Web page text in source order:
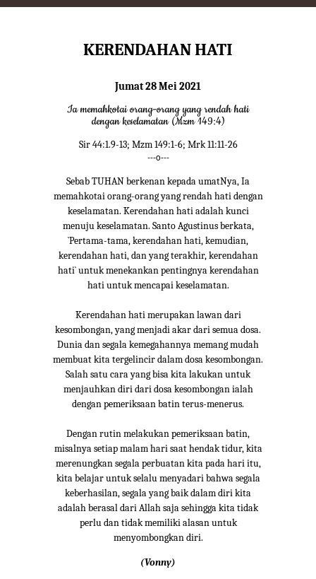
KERENDAHAN HATI
Jumat 28 Mei 2021
Ia memahkotai orang-orang yang rendah hati
dengan keselamatan (Mzm 149:4)
Sir 44:1.9-13; Mzm 149:1-6; Mrk 11:11-26
---o---
Sebab TUHAN berkenan kepada umatNya, Ia
memahkotai orang-orang yang rendah hati dengan
keselamatan. Kerendahan hati adalah kunci
menuju keselamatan. Santo Agustinus berkata,
`Pertama-tama, kerendahan hati, kemudian,
kerendahan hati, dan yang terakhir, kerendahan
hati` untuk menekankan pentingnya kerendahan
hati untuk mencapai keselamatan.
Kerendahan hati merupakan lawan dari
kesombongan, yang menjadi akar dari semua dosa.
Dunia dan segala kemegahannya memang mudah
membuat kita tergelincir dalam dosa kesombongan.
Salah satu cara yang bisa kita lakukan untuk
menjauhkan diri dari dosa kesombongan ialah
dengan pemeriksaan batin terus-menerus.
Dengan rutin melakukan pemeriksaan batin,
misalnya setiap malam hari saat hendak tidur, kita
merenungkan segala perbuatan kita pada hari itu,
kita belajar untuk selalu menyadari bahwa segala
keberhasilan, segala yang baik dalam diri kita
adalah berasal dari Allah saja sehingga kita tidak
perlu dan tidak memiliki alasan untuk
menyombongkan diri.
(Vonny)